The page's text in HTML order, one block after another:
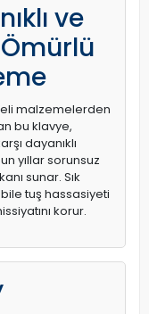
ve
malzemelerden
bu klavye,
dayanıklı
yıllar sorunsuz
sunar. Sık
tuş hassasiyeti
korur.